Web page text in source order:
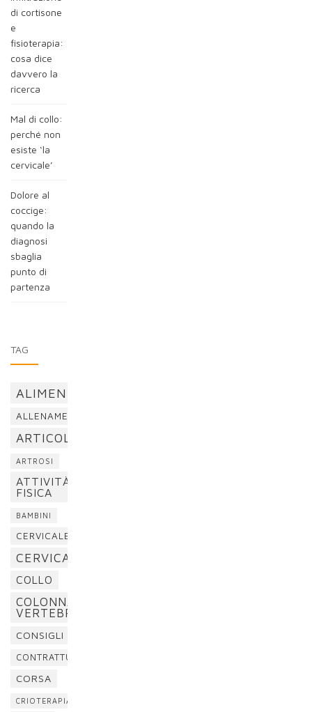
di cortisone
e
fisioterapia:
cosa dice
davvero la
ricerca
Mal di collo:
perché non
esiste ‘la
cervicale’
Dolore al
coccige:
quando la
diagnosi
sbaglia
punto di
partenza
TAG
ALIMENTAZIONE
ALLENAMENTO
ARTICOLAZIONI
ARTROSI
ATTIVITÀ
FISICA
BAMBINI
CERVICALE
CERVICALGIA
COLLO
COLONNA
VERTEBRALE
CONSIGLI
CONTRATTURA
CORSA
CRIOTERAPIA